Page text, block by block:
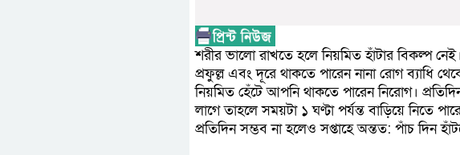
শরীর ভালো রাখতে হলে নিয়মিত হাঁটার বিকল্প
প্রফুল্ল এবং দূরে থাকতে পারেন নানা রোগ ব্যাধি
নিয়মিত হেঁটে আপনি থাকতে পারেন নিরোগ।
লাগে তাহলে সময়টা ১ ঘণ্টা পর্যন্ত বাড়িয়ে নিতে
প্রতিদিন সম্ভব না হলেও সপ্তাহে অন্তত: পাঁচ দিন